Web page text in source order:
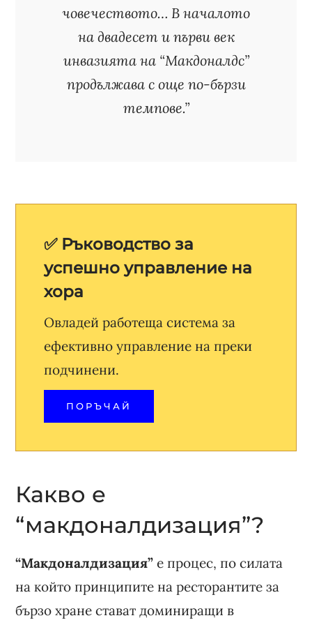
човечеството… В началото
на двадесет и първи век
инвазията на “Макдоналдс”
продължава с още по-бързи
темпове.”
✅ Ръководство за
успешно управление на
хора
Овладей работеща система за
ефективно управление на преки
подчинени.
ПОРЪЧАЙ
Какво е
“макдоналдизация”?
“Макдоналдизация” е процес, по силата
на който принципите на ресторантите за
бързо хране стават доминиращи в